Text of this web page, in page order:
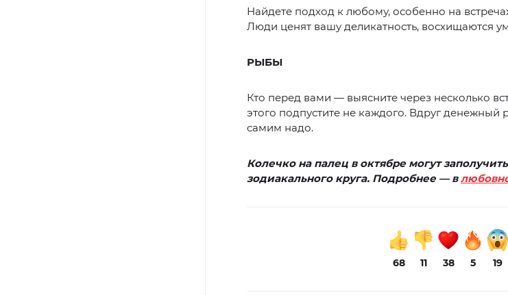
Найдете подход к любому, особенно на
Люди ценят вашу деликатность, восхищаются
РЫБЫ
Кто перед вами — выясните через несколько
этого подпустите не каждого. Вдруг денежный
самим надо.
Колечко на палец в октябре могут
зодиакального круга. Подробнее — в
68 11 38 5 19